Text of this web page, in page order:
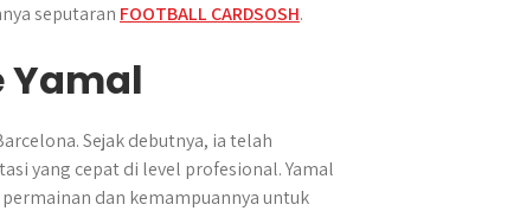
seputaran FOOTBALL CARDSOSH.
Yamal
Sejak debutnya, ia telah
yang cepat di level profesional. Yamal
dan kemampuannya untuk